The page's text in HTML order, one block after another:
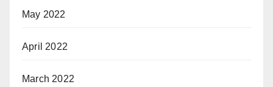
May 2022
April 2022
March 2022